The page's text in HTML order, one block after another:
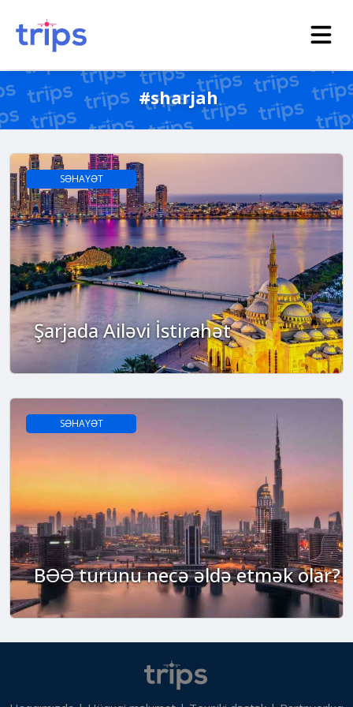
#sharjah
SƏHAYƏT
Şarjada Ailəvi İstirahət
SƏHAYƏT
BƏƏ turunu necə əldə etmək olar?